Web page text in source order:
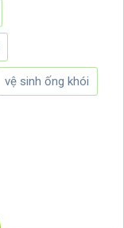
vệ sinh ống khói